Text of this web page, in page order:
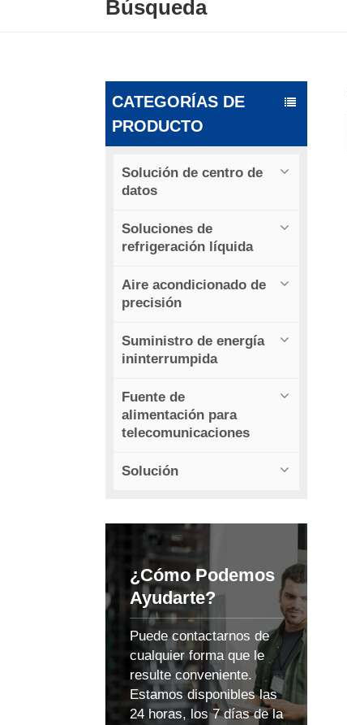
Búsqueda
CATEGORÍAS DE
PRODUCTO
Solución de centro de
datos
Soluciones de
refrigeración líquida
Aire acondicionado de
precisión
Suministro de energía
ininterrumpida
Fuente de
alimentación para
telecomunicaciones
Solución
¿Cómo Podemos
Ayudarte?
Puede contactarnos de
cualquier forma que le
resulte conveniente.
Estamos disponibles las
24 horas, los 7 días de la